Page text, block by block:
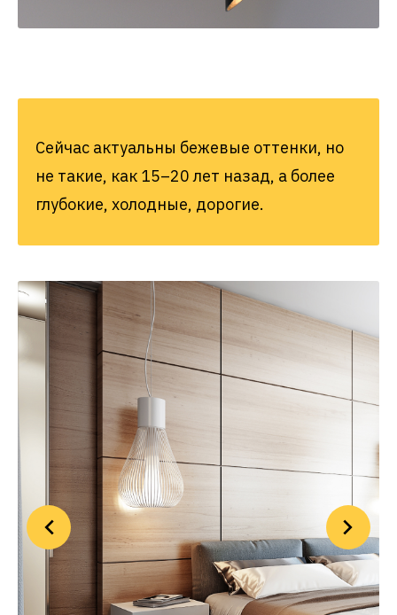
Сейчас актуальны бежевые оттенки, но
не такие, как 15–20 лет назад, а более
глубокие, холодные, дорогие.